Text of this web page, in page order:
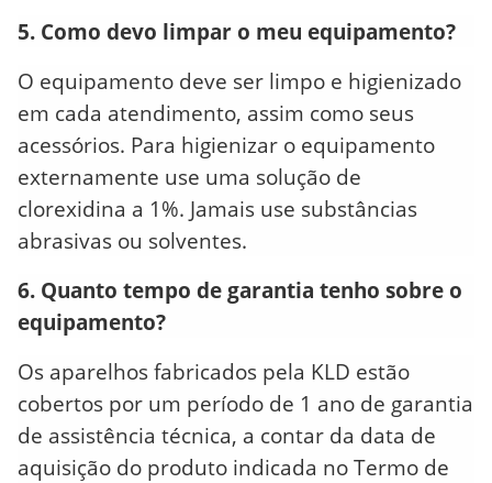
5. Como devo limpar o meu equipamento?
O equipamento deve ser limpo e higienizado
em cada atendimento, assim como seus
acessórios. Para higienizar o equipamento
externamente use uma solução de
clorexidina a 1%. Jamais use substâncias
abrasivas ou solventes.
6. Quanto tempo de garantia tenho sobre o
equipamento?
Os aparelhos fabricados pela KLD estão
cobertos por um período de 1 ano de garantia
de assistência técnica, a contar da data de
aquisição do produto indicada no Termo de